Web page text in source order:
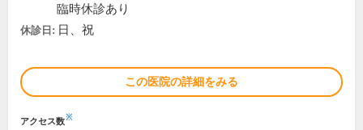
臨時休診あり
休診日: 日、祝
この医院の詳細をみる
アクセス数※